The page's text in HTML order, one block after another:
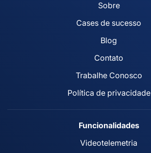
Sobre
Cases de sucesso
Blog
Contato
Trabalhe Conosco
Política de privacidade
Funcionalidades
Videotelemetria